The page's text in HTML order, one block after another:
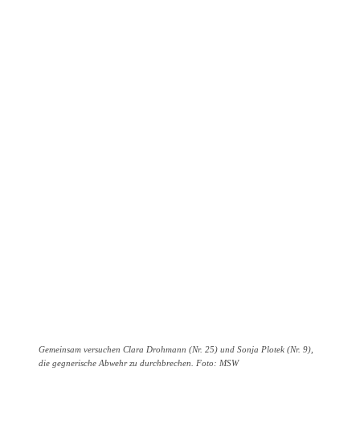
Gemeinsam versuchen Clara Drohmann (Nr. 25) und Sonja Plotek (Nr. 9),
die gegnerische Abwehr zu durchbrechen. Foto: MSW